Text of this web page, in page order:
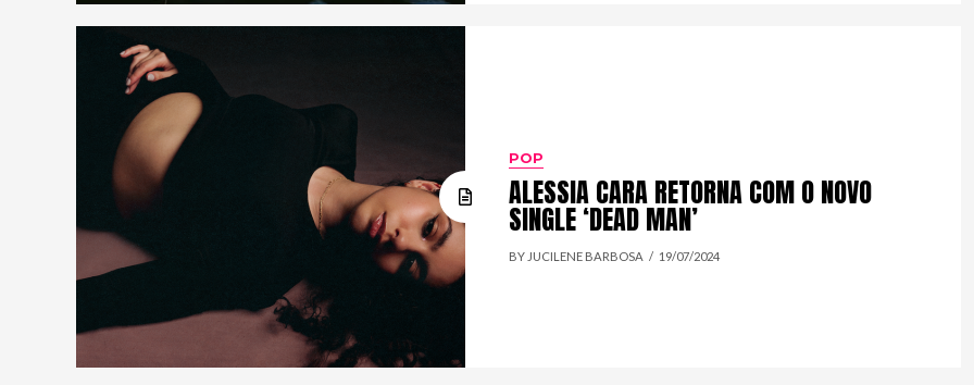
POP
ALESSIA CARA RETORNA COM O NOVO
SINGLE ‘DEAD MAN’
BY JUCILENE BARBOSA 19/07/2024